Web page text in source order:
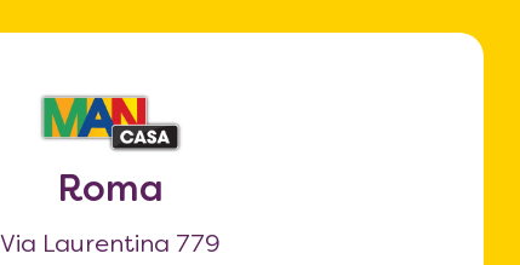
Roma
Via Laurentina 779